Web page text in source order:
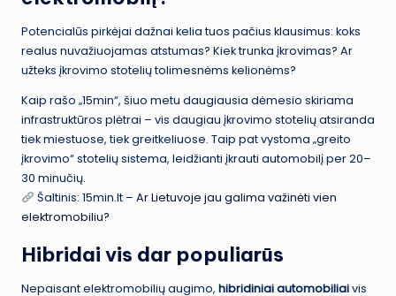
Potencialūs pirkėjai dažnai kelia tuos pačius klausimus: koks
realus nuvažiuojamas atstumas? Kiek trunka įkrovimas? Ar
užteks įkrovimo stotelių tolimesnėms kelionėms?
Kaip rašo „15min“, šiuo metu daugiausia dėmesio skiriama
infrastruktūros plėtrai – vis daugiau įkrovimo stotelių atsiranda
tiek miestuose, tiek greitkeliuose. Taip pat vystoma „greito
įkrovimo“ stotelių sistema, leidžianti įkrauti automobilį per 20–
30 minučių.
Šaltinis: 15min.lt – Ar Lietuvoje jau galima važinėti vien
elektromobiliu?
Hibridai vis dar populiarūs
Nepaisant elektromobilių augimo, hibridiniai automobiliaivis